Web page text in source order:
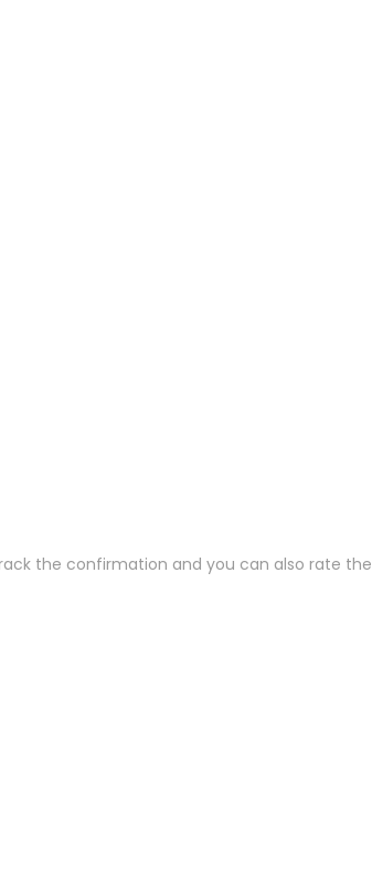
the confirmation and you can also rate